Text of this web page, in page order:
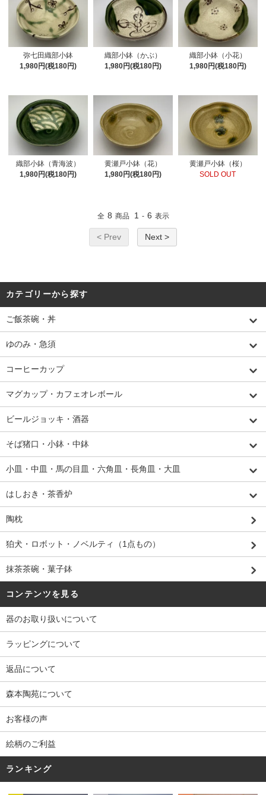
弥七田織部小鉢
1,980円(税180円)
織部小鉢（かぶ）
1,980円(税180円)
織部小鉢（小花）
1,980円(税180円)
織部小鉢（青海波）
1,980円(税180円)
黄瀬戸小鉢（花）
1,980円(税180円)
黄瀬戸小鉢（桜）
SOLD OUT
全 8 商品 1 - 6 表示
< Prev Next >
カテゴリーから探す
ご飯茶碗・丼
ゆのみ・急須
コーヒーカップ
マグカップ・カフェオレボール
ビールジョッキ・酒器
そば猪口・小鉢・中鉢
小皿・中皿・馬の目皿・六角皿・長角皿・大皿
はしおき・茶香炉
陶枕
狛犬・ロボット・ノベルティ（1点もの）
抹茶茶碗・菓子鉢
コンテンツを見る
器のお取り扱いについて
ラッピングについて
返品について
森本陶苑について
お客様の声
絵柄のご利益
ランキング